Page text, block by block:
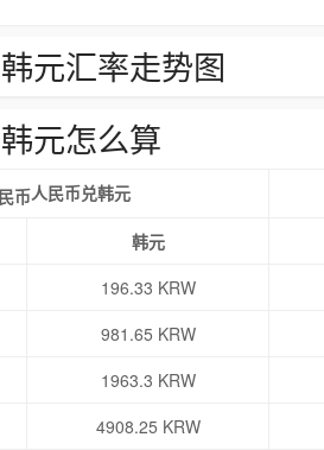
元汇率走势图
元怎么算
人民币兑韩元
韩元
196.33 KRW
981.65 KRW
1963.3 KRW
4908.25 KRW